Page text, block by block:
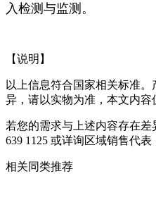
入检测与监测。
【说明】
以上信息符合国家相关标准
异，请以实物为准，本文内容
若您的需求与上述内容存在
639 1125 或详询区域销售代表
相关同类推荐